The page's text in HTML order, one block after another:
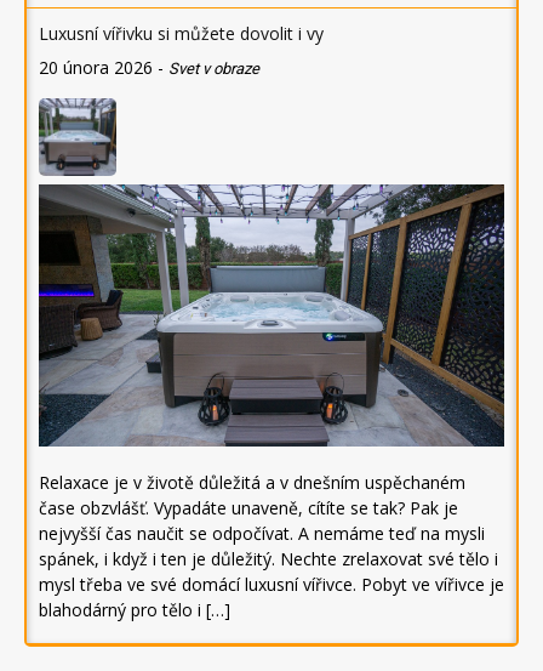
Luxusní vířivku si můžete dovolit i vy
20 února 2026 - Svet v obraze
Relaxace je v životě důležitá a v dnešním uspěchaném
čase obzvlášť. Vypadáte unaveně, cítíte se tak? Pak je
nejvyšší čas naučit se odpočívat. A nemáme teď na mysli
spánek, i když i ten je důležitý. Nechte zrelaxovat své tělo i
mysl třeba ve své domácí luxusní vířivce. Pobyt ve vířivce je
blahodárný pro tělo i […]